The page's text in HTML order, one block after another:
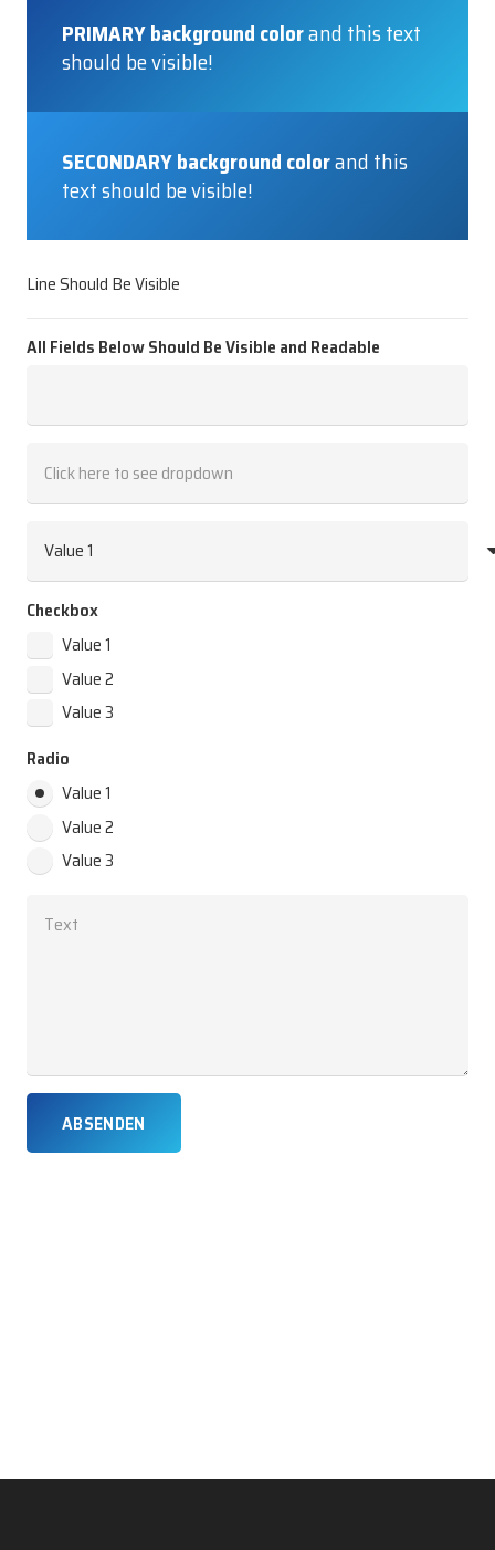
PRIMARY background colorand this text
should be visible!
SECONDARY background colorand this
text should be visible!
Line Should Be Visible
All Fields Below Should Be Visible and Readable
Checkbox
Value 1
Value 2
Value 3
Radio
Value 1
Value 2
Value 3
ABSENDEN